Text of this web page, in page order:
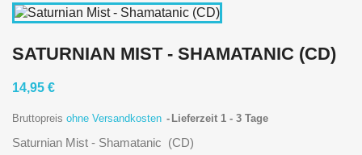
SATURNIAN MIST - SHAMATANIC (CD)
14,95 €
Bruttopreis ohne Versandkosten Lieferzeit 1 - 3 Tage
Saturnian Mist - Shamatanic (CD)